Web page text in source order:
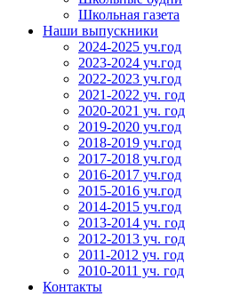
Школьная газета
Наши выпускники
2024-2025 уч.год
2023-2024 уч.год
2022-2023 уч.год
2021-2022 уч. год
2020-2021 уч. год
2019-2020 уч.год
2018-2019 уч.год
2017-2018 уч.год
2016-2017 уч.год
2015-2016 уч.год
2014-2015 уч.год
2013-2014 уч. год
2012-2013 уч. год
2011-2012 уч. год
2010-2011 уч. год
Контакты